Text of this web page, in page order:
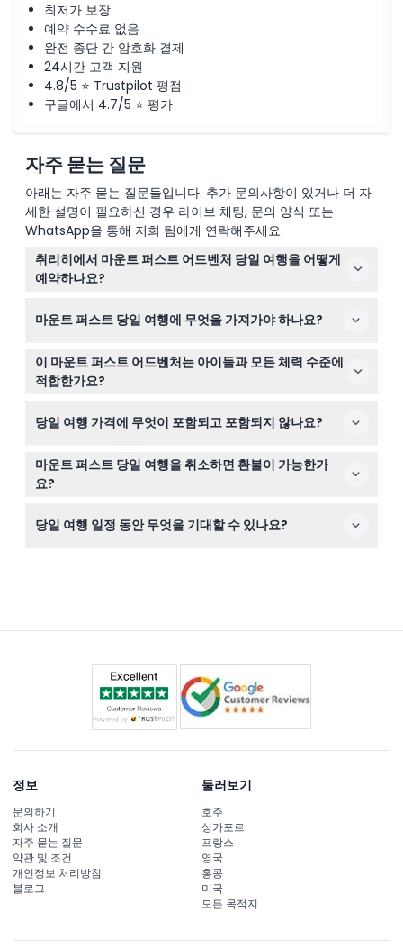
최저가 보장
예약 수수료 없음
완전 종단 간 암호화 결제
24시간 고객 지원
4.8/5 ⭐ Trustpilot 평점
구글에서 4.7/5 ⭐ 평가
자주 묻는 질문
아래는 자주 묻는 질문들입니다. 추가 문의사항이 있거나 더 자
세한 설명이 필요하신 경우 라이브 채팅, 문의 양식 또는
WhatsApp을 통해 저희 팀에게 연락해주세요.
취리히에서 마운트 퍼스트 어드벤처 당일 여행을 어떻게
예약하나요?
험을 쉽게 예약할 수 있습니다. 원하는 날짜를 선택하고 안
마운트 퍼스트 당일 여행에 무엇을 가져가야 하나요?
방수 의류와 하이킹 및 야외 활동에 적합한 튼튼한 신발을
반드시 착용하세요. 또한 물, 간식, 자외선 차단제, 멋진 경
치를 담을 수 있는 카메라도 챙기세요.
이 마운트 퍼스트 어드벤처는 아이들과 모든 체력 수준에
적합한가요?
신청해야 합니다. 바할프제 호수까지의 하이킹은 약간 경사
여행에는 대부분의 체력 수준에 맞는 다양한 활동도 포함되
어 있습니다.
당일 여행 가격에 무엇이 포함되고 포함되지 않나요?
티켓에는 마운트 퍼스트로 가는 케이블카 탑승, 퍼스트 클
리프 워크 입장, 경치 좋은 드라이브, 파노라마 기차 탑승,
부분 가이드 투어가 포함되어 있습니다. 식사, 음료, 팁, 호
마운트 퍼스트 당일 여행을 취소하면 환불이 가능한가
요?
만, 송금 수수료가 부과됩니다.
당일 여행 일정 동안 무엇을 기대할 수 있나요?
정보
문의하기
회사 소개
자주 묻는 질문
약관 및 조건
개인정보 처리방침
블로그
둘러보기
호주
싱가포르
프랑스
영국
홍콩
미국
모든 목적지